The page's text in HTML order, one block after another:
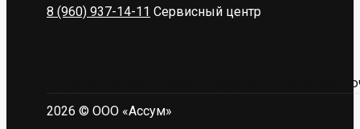
8 (960) 937-14-11 Сервисный центр
Представленная на сайте информация носит
2026 © ООО «Ассум»